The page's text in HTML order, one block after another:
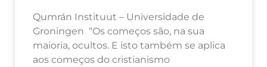
Qumrán Instituut – Universidade de
Groningen “Os começos são, na sua
maioria, ocultos. E isto também se aplica
aos começos do cristianismo